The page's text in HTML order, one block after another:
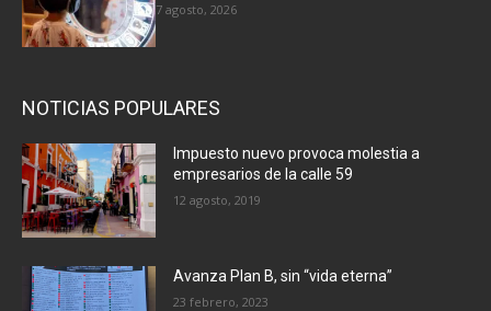
7 agosto, 2026
NOTICIAS POPULARES
Impuesto nuevo provoca molestia a
empresarios de la calle 59
12 agosto, 2019
Avanza Plan B, sin “vida eterna”
23 febrero, 2023